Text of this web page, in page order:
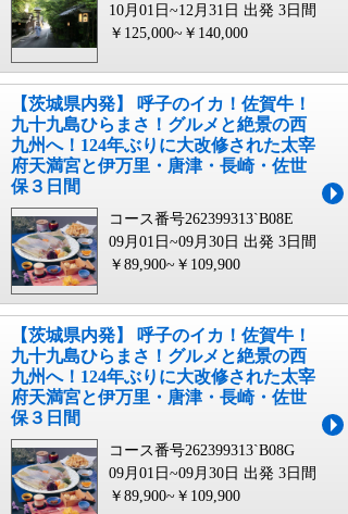
10月01日~12月31日 出発 3日間
￥125,000~￥140,000
【茨城県内発】 呼子のイカ！佐賀牛！
九十九島ひらまさ！グルメと絶景の西
九州へ！124年ぶりに大改修された太宰
府天満宮と伊万里・唐津・長崎・佐世
保３日間
コース番号262399313`B08E
09月01日~09月30日 出発 3日間
￥89,900~￥109,900
【茨城県内発】 呼子のイカ！佐賀牛！
九十九島ひらまさ！グルメと絶景の西
九州へ！124年ぶりに大改修された太宰
府天満宮と伊万里・唐津・長崎・佐世
保３日間
コース番号262399313`B08G
09月01日~09月30日 出発 3日間
￥89,900~￥109,900